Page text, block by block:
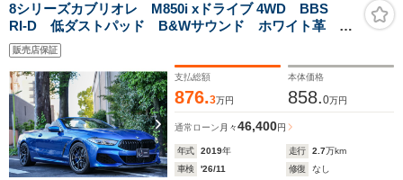
8シリーズカブリオレ M850i xドライブ 4WD BBS
RI-D 低ダストパッド B&Wサウンド ホワイト革 ポ
テンザ ディクセル低ダストブレーキパッド ブラック
グリル メッキモールブラックアウト レーザーヘッド
ライト パーキング・アシスト・プラス
販売店保証
支払総額
876.3万円
本体価格
858.0万円
通常ローン 月々46,400円
年式 2019年 走行 2.7万km
車検
'26/11 修復
なし